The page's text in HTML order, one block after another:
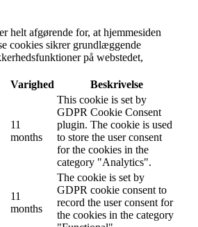
helt afgørende for, at hjemmesiden
cookies sikrer grundlæggende
på webstedet,
Varighed Beskrivelse
11
months
This cookie is set by
GDPR Cookie Consent
plugin. The cookie is used
to store the user consent
for the cookies in the
category "Analytics".
11
months
The cookie is set by
GDPR cookie consent to
record the user consent for
the cookies in the category